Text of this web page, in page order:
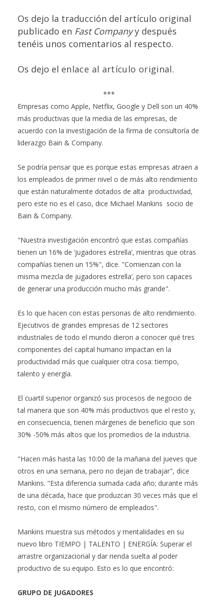
Os dejo la traducción del artículo original
publicado en Fast Companyy después
tenéis unos comentarios al respecto.
Os dejo el enlace al artículo original.
***
Empresas como Apple, Netflix, Google y Dell son un 40%
más productivas que la media de las empresas, de
acuerdo con la investigación de la firma de consultoría de
liderazgo Bain & Company.
Se podría pensar que es porque estas empresas atraen a
los empleados de primer nivel o de más alto rendimiento
que están naturalmente dotados de alta productividad,
pero este no es el caso, dice Michael Mankins socio de
Bain & Company.
"Nuestra investigación encontró que estas compañías
tienen un 16% de ‘jugadores estrella’, mientras que otras
compañías tienen un 15%", dice. "Comienzan con la
misma mezcla de jugadores estrella’, pero son capaces
de generar una producción mucho más grande".
Es lo que hacen con estas personas de alto rendimiento.
Ejecutivos de grandes empresas de 12 sectores
industriales de todo el mundo dieron a conocer qué tres
componentes del capital humano impactan en la
productividad más que cualquier otra cosa: tiempo,
talento y energía.
El cuartil superior organizó sus procesos de negocio de
tal manera que son 40% más productivos que el resto y,
en consecuencia, tienen márgenes de beneficio que son
30% -50% más altos que los promedios de la industria.
"Hacen más hasta las 10:00 de la mañana del jueves que
otros en una semana, pero no dejan de trabajar", dice
Mankins. "Esta diferencia sumada cada año; durante más
de una década, hace que produzcan 30 veces más que el
resto, con el mismo número de empleados".
Mankins muestra sus métodos y mentalidades en su
nuevo libro TIEMPO | TALENTO | ENERGÍA: Superar el
arrastre organizacional y dar rienda suelta al poder
productivo de su equipo. Esto es lo que encontró:
GRUPO DE JUGADORES